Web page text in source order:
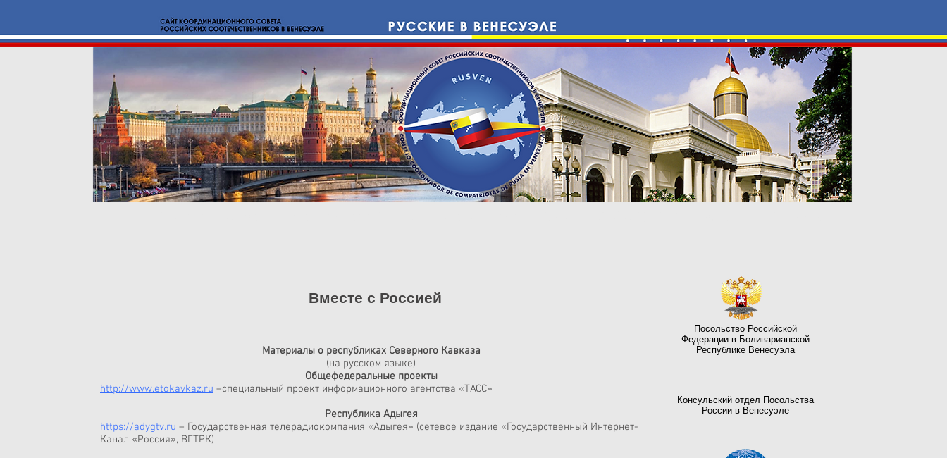
Вместе с Россией
Материалы о республиках Северного Кавказа
(на русском языке)
Общефедеральные проекты
http://www.etokavkaz.ru –специальный проект информационного агентства «ТАСС»
Республика Адыгея
https://adygtv.ru – Государственная телерадиокомпания «Адыгея» (сетевое издание «Государственный Интернет-
Канал «Россия», ВГТРК)
Консульский отдел Посольства
России в Венесуэле
Посольство Российской
Федерации в Боливарианской
Республике Венесуэла